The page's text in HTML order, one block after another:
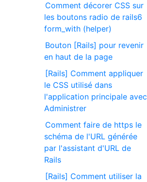
Comment décorer CSS sur
les boutons radio de rails6
form_with (helper)
Bouton [Rails] pour revenir
en haut de la page
[Rails] Comment appliquer
le CSS utilisé dans
l'application principale avec
Administrer
Comment faire de https le
schéma de l'URL générée
par l'assistant d'URL de
Rails
[Rails] Comment utiliser la